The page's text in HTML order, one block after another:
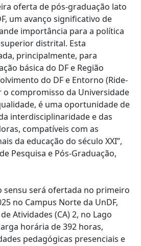
oferta de pós-graduação lato
um avanço significativo de
importância para a política
distrital. Esta
principalmente, para
básica do DF e Região
do DF e Entorno (Ride-
o compromisso da Universidade
é uma oportunidade de
interdisciplinaridade e das
compatíveis com as
da educação do século XXI”,
Pesquisa e Pós-Graduação,
sensu será ofertada no primeiro
no Campus Norte da UnDF,
Atividades (CA) 2, no Lago
horária de 392 horas,
pedagógicas presenciais e